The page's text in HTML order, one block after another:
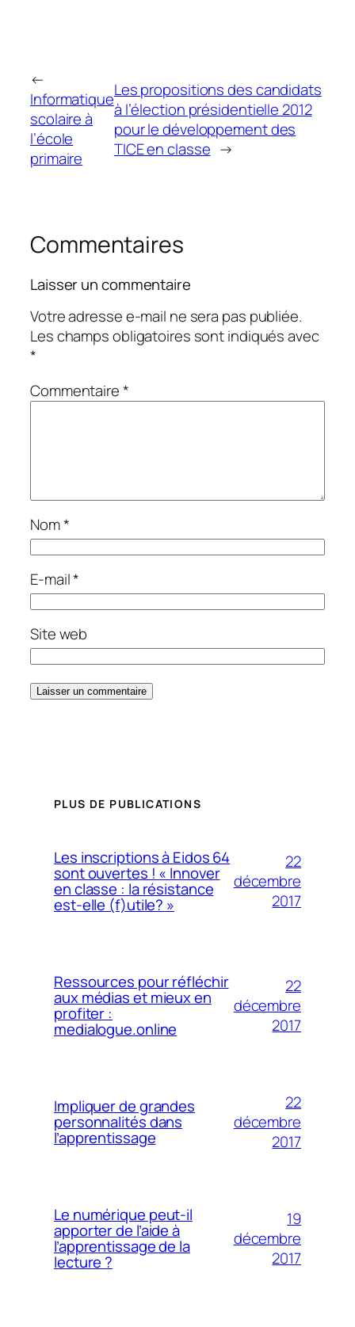
←
Informatique
scolaire à
l’école
primaire
Les propositions des candidats
à l’élection présidentielle 2012
pour le développement des
TICE en classe →
Commentaires
Laisser un commentaire
Votre adresse e-mail ne sera pas publiée.
Les champs obligatoires sont indiqués avec
*
Commentaire*
Nom*
E-mail*
Site web
PLUS DE PUBLICATIONS
Les inscriptions à Eidos 64
sont ouvertes ! « Innover
en classe : la résistance
est-elle (f)utile? »
22
décembre
2017
Ressources pour réfléchir
aux médias et mieux en
profiter :
medialogue.online
22
décembre
2017
Impliquer de grandes
personnalités dans
l’apprentissage
22
décembre
2017
Le numérique peut-il
apporter de l’aide à
l’apprentissage de la
lecture ?
19
décembre
2017